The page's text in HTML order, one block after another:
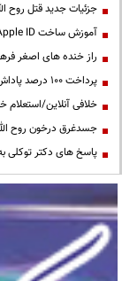
جزئیات جدید قتل روح
آموزش ساخت Apple ID برای کاربران ایرانی
راز خنده های اصغر
پرداخت ۱۰۰ درصد پاداش پایان خدمت فرهنگیان
خلافی آنلاین/استعلام
جسدغرق درخون روح
پاسخ های دکتر توکلی